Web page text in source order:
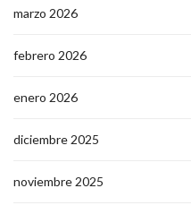
marzo 2026
febrero 2026
enero 2026
diciembre 2025
noviembre 2025